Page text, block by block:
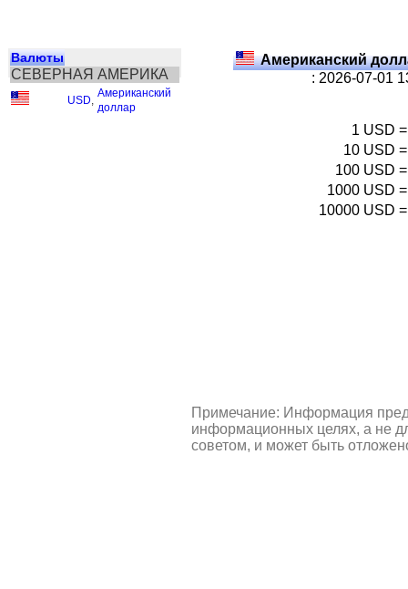
Валюты
СЕВЕРНАЯ АМЕРИКА
USD
Американский
доллар
Американский
: 2026-07-01
1 USD =
10 USD =
100 USD =
1000 USD =
10000 USD =
Примечание: Информация
информационных целях, а не
советом, и может быть